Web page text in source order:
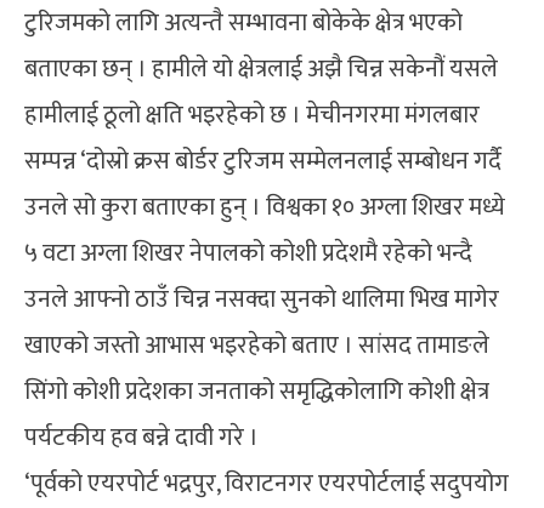
टुरिजमको लागि अत्यन्तै सम्भावना बोकेके क्षेत्र भएको
बताएका छन् । हामीले यो क्षेत्रलाई अझै चिन्न सकेनौं यसले
हामीलाई ठूलो क्षति भइरहेको छ । मेचीनगरमा मंगलबार
सम्पन्न ‘दोस्रो क्रस बोर्डर टुरिजम सम्मेलनलाई सम्बोधन गर्दै
उनले सो कुरा बताएका हुन् । विश्वका १० अग्ला शिखर मध्ये
५ वटा अग्ला शिखर नेपालको कोशी प्रदेशमै रहेको भन्दै
उनले आफ्नो ठाउँ चिन्न नसक्दा सुनको थालिमा भिख मागेर
खाएको जस्तो आभास भइरहेको बताए । सांसद तामाङले
सिंगो कोशी प्रदेशका जनताको समृद्धिकोलागि कोशी क्षेत्र
पर्यटकीय हव बन्ने दावी गरे ।
‘पूर्वको एयरपोर्ट भद्रपुर, विराटनगर एयरपोर्टलाई सदुपयोग